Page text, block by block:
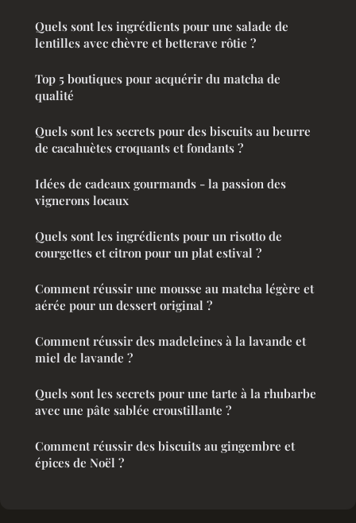
Quels sont les ingrédients pour une salade de
lentilles avec chèvre et betterave rôtie ?
Top 5 boutiques pour acquérir du matcha de
qualité
Quels sont les secrets pour des biscuits au beurre
de cacahuètes croquants et fondants ?
Idées de cadeaux gourmands - la passion des
vignerons locaux
Quels sont les ingrédients pour un risotto de
courgettes et citron pour un plat estival ?
Comment réussir une mousse au matcha légère et
aérée pour un dessert original ?
Comment réussir des madeleines à la lavande et
miel de lavande ?
Quels sont les secrets pour une tarte à la rhubarbe
avec une pâte sablée croustillante ?
Comment réussir des biscuits au gingembre et
épices de Noël ?